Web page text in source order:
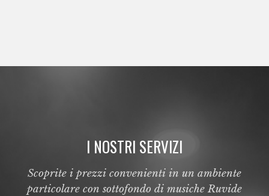
I NOSTRI SERVIZI
Scoprite i prezzi convenienti in un ambiente
particolare con sottofondo di musiche Ruvide